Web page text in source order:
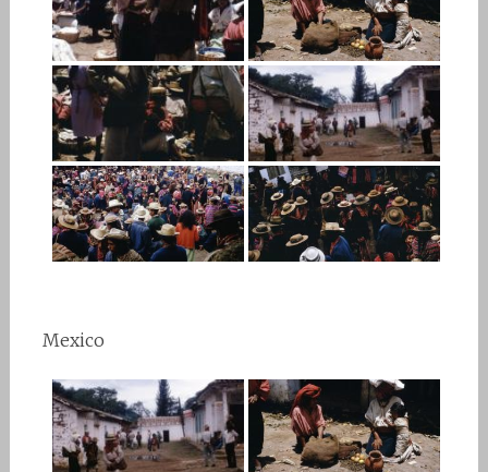
Mexico